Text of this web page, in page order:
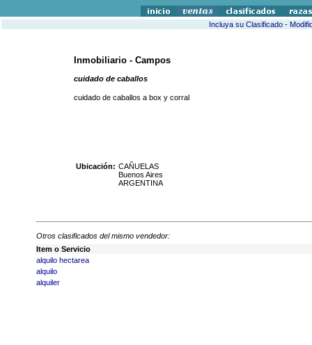
Incluya su Clasificado-
Inmobiliario - Campos
cuidado de caballos
cuidado de caballos a box y corral
Ubicación: CAÑUELAS
Buenos Aires
ARGENTINA
Otros clasificados del mismo vendedor:
Item o Servicio
alquilo hectarea
alquilo
alquiler